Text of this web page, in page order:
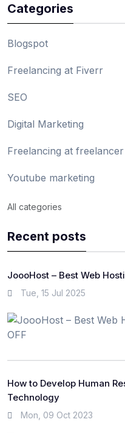
Categories
Blogspot
Freelancing at Fiverr
SEO
Digital Marketing
Freelancing at freelancer
Youtube marketing
All categories
Recent posts
JoooHost – Best Web
Tue, 15 Jul 2025
How to Develop Human
Technology
Mon, 09 Oct 2023